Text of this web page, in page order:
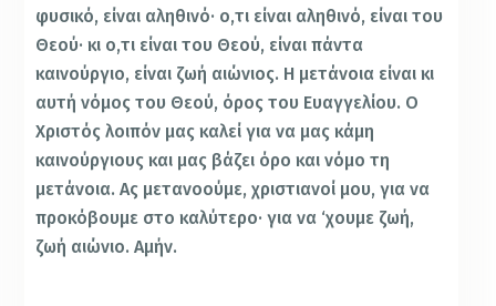
φυσικό, είναι αληθινό· ο,τι είναι αληθινό, είναι του
Θεού· κι ο,τι είναι του Θεού, είναι πάντα
καινούργιο, είναι ζωή αιώνιος. Η μετάνοια είναι κι
αυτή νόμος του Θεού, όρος του Ευαγγελίου. Ο
Χριστός λοιπόν μας καλεί για να μας κάμη
καινούργιους και μας βάζει όρο και νόμο τη
μετάνοια. Ας μετανοούμε, χριστιανοί μου, για να
προκόβουμε στο καλύτερο· για να ‘χουμε ζωή,
ζωή αιώνιο. Αμήν.